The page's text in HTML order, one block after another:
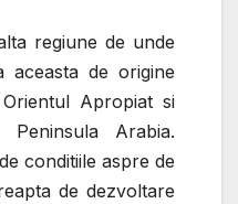
de unde
aceasta de origine
Apropiat si
Arabia.
conditiile aspre de
de dezvoltare